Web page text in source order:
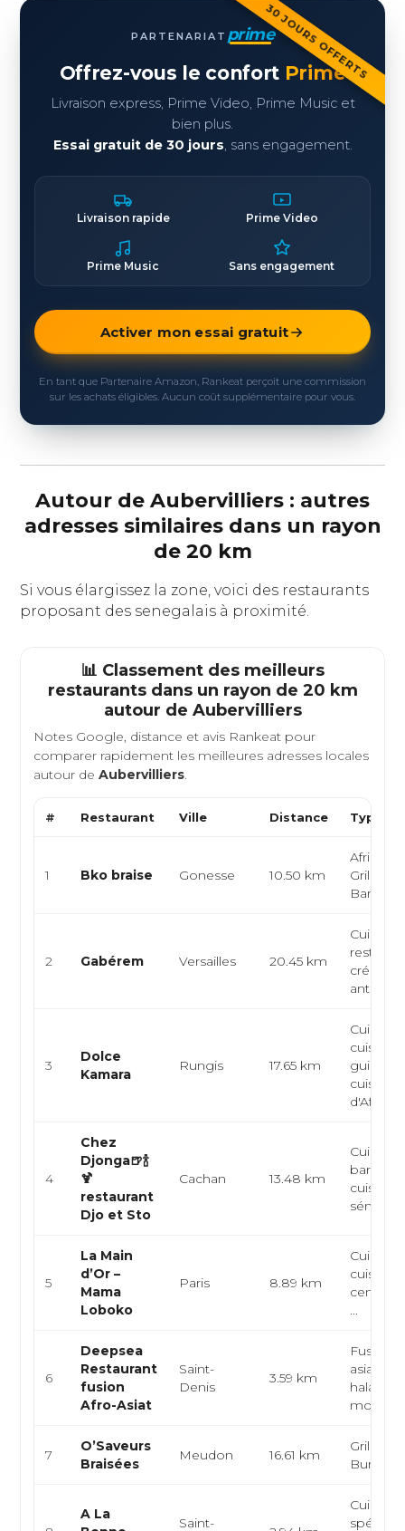
30 JOURS OFFERTS
PARTENARIAT prime
Offrez-vous le confort Prime
Livraison express, Prime Video, Prime Music et
bien plus.
Essai gratuit de 30 jours, sans engagement.
Livraison rapide Prime Video
Prime Music Sans engagement
Activer mon essai gratuit
En tant que Partenaire Amazon, Rankeat perçoit une commission
sur les achats éligibles. Aucun coût supplémentaire pour vous.
Autour de Aubervilliers : autres
adresses similaires dans un rayon
de 20 km
Si vous élargissez la zone, voici des restaurants
proposant des senegalais à proximité.
📊 Classement des meilleurs
restaurants dans un rayon de 20 km
autour de Aubervilliers
Notes Google, distance et avis Rankeat pour
comparer rapidement les meilleures adresses locales
autour deAubervilliers.
# Restaurant Ville Distance Type
1 Bko braise Gonesse 10.50 km
Africain,
Grillades,
2 Gabérem Versailles 20.45 km
Cuisine
créole,
antillais...
3
Dolce
Kamara
Rungis 17.65 km
Cuisine
cuisine
cuisine
4
Chez
Djonga🍺🍾
🍹
restaurant
Djo et Sto
Cachan 13.48 km
Cuisine
bar à
cuisine
5
La Main
d’Or –
Mama
Loboko
Paris 8.89 km
Cuisine
cuisine
...
6
Deepsea
Restaurant
fusion
Afro-Asiat
Saint-
Denis
3.59 km
Fusion
halal,
monde
7
O’Saveurs
Braisées
Meudon 16.61 km
Burger
A La
Saint-
Cuisine